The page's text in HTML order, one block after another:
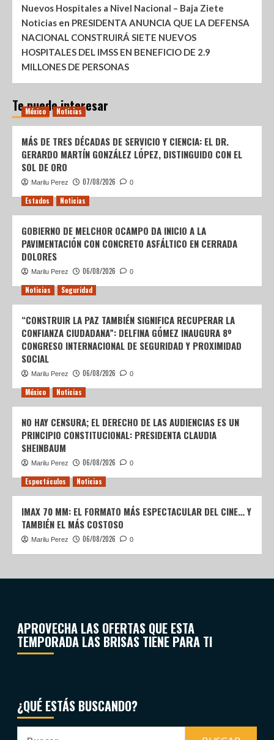
Nuevos Hospitales a Nivel Nacional – Baja Ziete
Noticias en PRESIDENTA ANUNCIA QUE LA DEFENSA
NACIONAL CONSTRUIRÁ SIETE NUEVOS
HOSPITALES DEL IMSS EN BENEFICIO DE 2.9
MILLONES DE PERSONAS
Te puede interesar
México Noticias
MÁS DE TRES DÉCADAS DE SERVICIO Y CIENCIA: EL DR.
GERARDO MARTÍN GONZÁLEZ LÓPEZ, DISTINGUIDO CON EL
SOL DE ORO
Marilu Perez 07/08/2026 0
Estados Noticias
GOBIERNO DE MELCHOR OCAMPO DA INICIO A LA
PAVIMENTACIÓN CON CONCRETO ASFÁLTICO EN CERRADA
DOLORES
Marilu Perez 06/08/2026 0
Noticias Seguridad
“CONSTRUIR LA PAZ TAMBIÉN SIGNIFICA RECUPERAR LA
CONFIANZA CIUDADANA”: DELFINA GÓMEZ INAUGURA 8º
CONGRESO INTERNACIONAL DE SEGURIDAD Y PROXIMIDAD
SOCIAL
Marilu Perez 06/08/2026 0
México Noticias
NO HAY CENSURA; EL DERECHO DE LAS AUDIENCIAS ES UN
PRINCIPIO CONSTITUCIONAL: PRESIDENTA CLAUDIA
SHEINBAUM
Marilu Perez 06/08/2026 0
Espectáculos Noticias
IMAX 70 MM: EL FORMATO MÁS ESPECTACULAR DEL CINE… Y
TAMBIÉN EL MÁS COSTOSO
Marilu Perez 06/08/2026 0
APROVECHA LAS OFERTAS QUE ESTA
TEMPORADA LAS BRISAS TIENE PARA TI
¿QUÉ ESTÁS BUSCANDO?